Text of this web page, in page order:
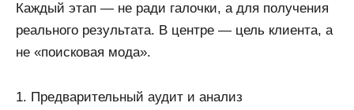
Каждый этап — не ради галочки, а для получения
реального результата. В центре — цель клиента, а
не «поисковая мода».
1. Предварительный аудит и анализ